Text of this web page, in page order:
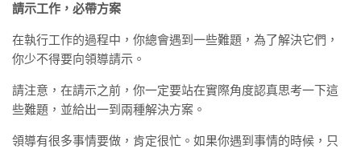
請示工作，必帶方案
在執行工作的過程中，你總會遇到一些難題，為了解決它們，
你少不得要向領導請示。
請注意，在請示之前，你一定要站在實際角度認真思考一下這
些難題，並給出一到兩種解決方案。
領導有很多事情要做，肯定很忙。如果你遇到事情的時候，只